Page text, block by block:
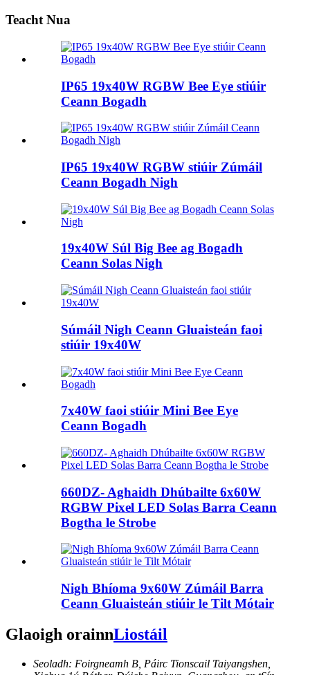
Teacht Nua
IP65 19x40W RGBW Bee Eye stiúir
Ceann Bogadh
IP65 19x40W RGBW stiúir Zúmáil
Ceann Bogadh Nigh
19x40W Súl Big Bee ag Bogadh
Ceann Solas Nigh
Súmáil Nigh Ceann Gluaisteán faoi
stiúir 19x40W
7x40W faoi stiúir Mini Bee Eye
Ceann Bogadh
660DZ- Aghaidh Dhúbailte 6x60W
RGBW Pixel LED Solas Barra Ceann
Bogtha le Strobe
Nigh Bhíoma 9x60W Zúmáil Barra
Ceann Gluaisteán stiúir le Tilt Mótair
Glaoigh orainnLiostáil
Seoladh: Foirgneamh B, Páirc Tionscail Taiyangshen,